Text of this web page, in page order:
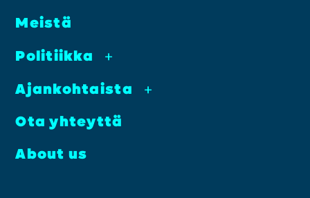
Meis­tä
Poli­tiik­ka
+
Ajan­koh­tais­ta +
Ota yhteyt­tä
About us